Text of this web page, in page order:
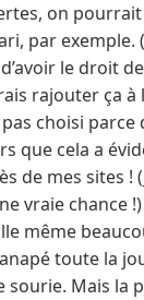
on
par exemple.
d’avoir le droit
rajouter ça à
choisi parce
que cela a
de mes sites !
vraie chance
même
toute la
sourie. Mais la